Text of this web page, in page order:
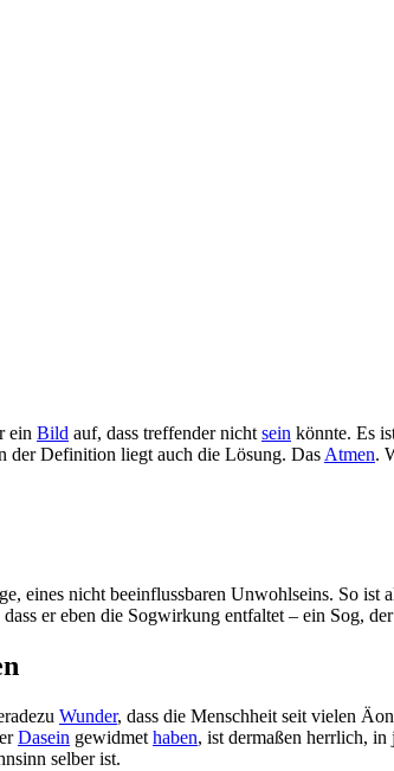
ein Bild auf, dass treffender nicht sein könnte. Es
der Definition liegt auch die Lösung. Das Atmen.
eines nicht beeinflussbaren Unwohlseins. So ist
er eben die Sogwirkung entfaltet – ein Sog,
Wunder, dass die Menschheit seit vielen
Dasein gewidmet haben, ist dermaßen herrlich, in
selber ist.